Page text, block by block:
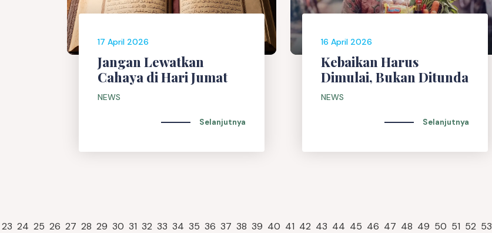
17 April 2026
Jangan Lewatkan
Cahaya di Hari Jumat
NEWS
Selanjutnya
16 April 2026
Kebaikan Harus
Dimulai, Bukan Ditunda
NEWS
Selanjutnya
23 24 25 26 27 28 29 30 31 32 33 34 35 36 37 38 39 40 41 42 43 44 45 46 47 48 49 50 51 52 53